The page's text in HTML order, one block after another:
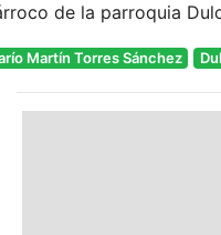
de la parroquia
Martín Torres Sánchez